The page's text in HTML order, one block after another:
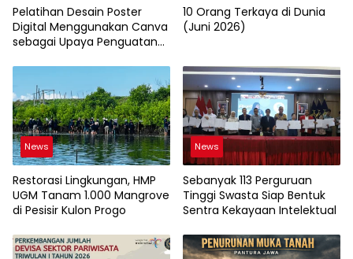
Pelatihan Desain Poster
Digital Menggunakan Canva
sebagai Upaya Penguatan
Kader PKK Kelurahan Bambu
Apus
10 Orang Terkaya di Dunia
(Juni 2026)
News
Restorasi Lingkungan, HMP
UGM Tanam 1.000 Mangrove
di Pesisir Kulon Progo
News
Sebanyak 113 Perguruan
Tinggi Swasta Siap Bentuk
Sentra Kekayaan Intelektual